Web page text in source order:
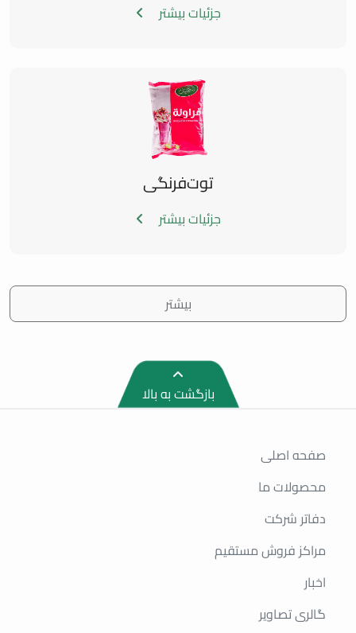
جزئیات بیشتر
توت‌فرنگی
جزئیات بیشتر
بیشتر
بازگشت به بالا
صفحه اصلی
محصولات ما
دفاتر شرکت
مراکز فروش مستقیم
اخبار
گالری تصاویر